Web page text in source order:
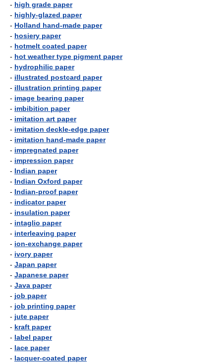
- high grade paper
- highly-glazed paper
- Holland hand-made paper
- hosiery paper
- hotmelt coated paper
- hot weather type pigment paper
- hydrophilic paper
- illustrated postcard paper
- illustration printing paper
- image bearing paper
- imbibition paper
- imitation art paper
- imitation deckle-edge paper
- imitation hand-made paper
- impregnated paper
- impression paper
- Indian paper
- Indian Oxford paper
- Indian-proof paper
- indicator paper
- insulation paper
- intaglio paper
- interleaving paper
- ion-exchange paper
- ivory paper
- Japan paper
- Japanese paper
- Java paper
- job paper
- job printing paper
- jute paper
- kraft paper
- label paper
- lace paper
- lacquer-coated paper